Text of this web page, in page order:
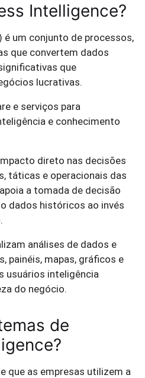
Intelligence?
é um conjunto de processos,
que convertem dados
que
lucrativas.
e serviços para
e conhecimento
direto nas decisões
táticas e operacionais das
a tomada de decisão
dados históricos ao invés
análises de dados e
painéis, mapas, gráficos e
usuários inteligência
do negócio.
de
que as empresas utilizem a